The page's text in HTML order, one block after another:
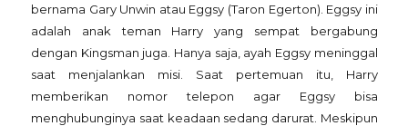
bernama Gary Unwin atau Eggsy (Taron Egerton). Eggsy ini
adalah anak teman Harry yang sempat bergabung
dengan Kingsman juga. Hanya saja, ayah Eggsy meninggal
saat menjalankan misi. Saat pertemuan itu, Harry
memberikan nomor telepon agar Eggsy bisa
menghubunginya saat keadaan sedang darurat. Meskipun